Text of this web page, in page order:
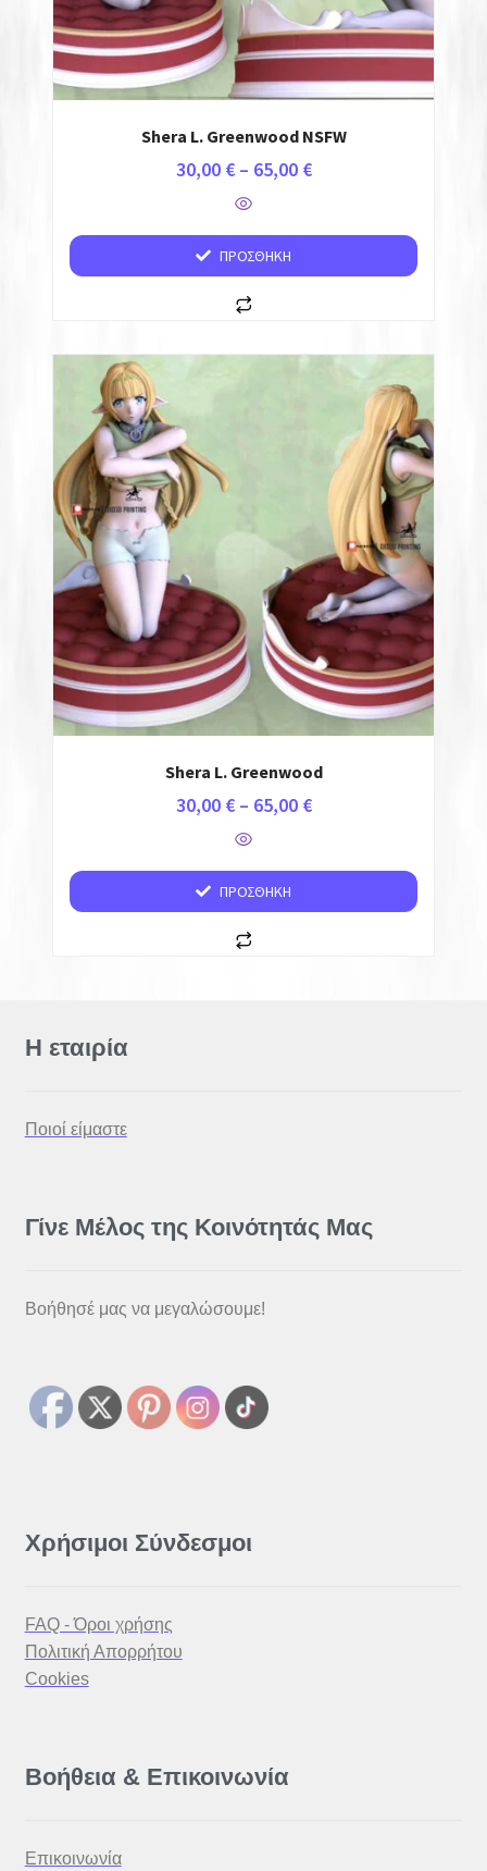
Shera L. Greenwood NSFW
30,00 € – 65,00 €
ΠΡΟΣΘΉΚΗ
Shera L. Greenwood
30,00 € – 65,00 €
ΠΡΟΣΘΉΚΗ
Η εταιρία
Ποιοί είμαστε
Γίνε Μέλος της Κοινότητάς Μας
Βοήθησέ μας να μεγαλώσουμε!
Χρήσιμοι Σύνδεσμοι
FAQ - Όροι χρήσης
Πολιτική Απορρήτου
Cookies
Βοήθεια & Επικοινωνία
Επικοινωνία